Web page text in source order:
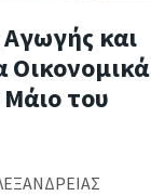
και
Οικονομικά
του